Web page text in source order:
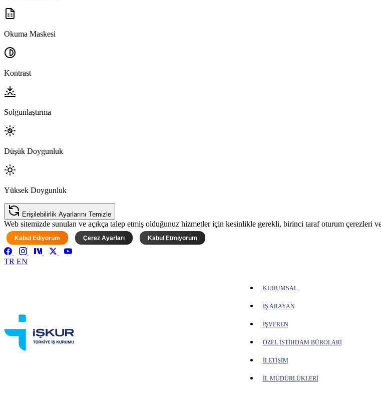
Okuma Maskesi
Kontrast
Solgunlaştırma
Düşük Doygunluk
Yüksek Doygunluk
Erişilebilirlik Ayarlarını Temizle
Web sitemizde sunulan ve açıkça talep etmiş olduğunuz hizmetler için kesinlikle gerekli, birinci taraf oturum çerezleri
Kabul Ediyorum Çerez Ayarları Kabul Etmiyorum
TR EN
KURUMSAL
İŞ ARAYAN
İŞVEREN
ÖZEL İSTİHDAM BÜROLARI
İLETİŞİM
İL MÜDÜRLÜKLERİ